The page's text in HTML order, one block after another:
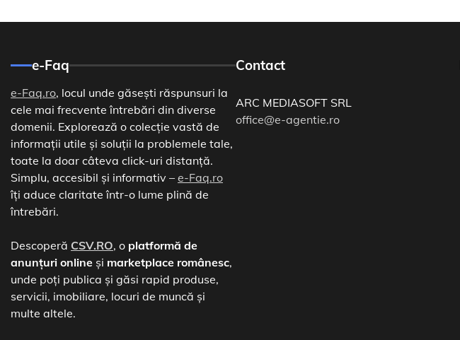
e-Faq
e-Faq.ro, locul unde găsești răspunsuri la
cele mai frecvente întrebări din diverse
domenii. Explorează o colecție vastă de
informații utile și soluții la problemele tale,
toate la doar câteva click-uri distanță.
Simplu, accesibil și informativ – e-Faq.ro
îți aduce claritate într-o lume plină de
întrebări.
Descoperă CSV.RO, o platformă de
anunțuri online și marketplace românesc,
unde poți publica și găsi rapid produse,
servicii, imobiliare, locuri de muncă și
multe altele.
Contact
ARC MEDIASOFT SRL
office@e-agentie.ro